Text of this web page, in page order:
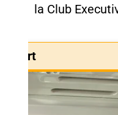
la Club
Smart